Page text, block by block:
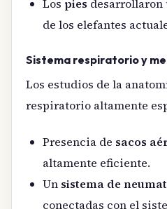
Los pies desarrollaron
de los elefantes
Sistema respiratorio y
Los estudios de la
respiratorio altamente
Presencia de sacos
altamente eficiente.
Un sistema de
conectadas con el